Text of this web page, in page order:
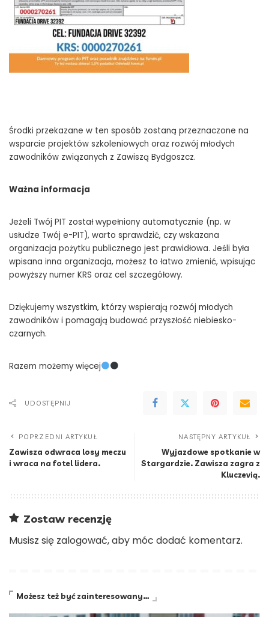
Środki przekazane w ten sposób zostaną przeznaczone na
wsparcie projektów szkoleniowych oraz rozwój młodych
zawodników związanych z Zawiszą Bydgoszcz.
Ważna informacja
Jeżeli Twój PIT został wypełniony automatycznie (np. w
usłudze Twój e-PIT), warto sprawdzić, czy wskazana
organizacja pożytku publicznego jest prawidłowa. Jeśli była
wpisana inna organizacja, możesz to łatwo zmienić, wpisując
powyższy numer KRS oraz cel szczegółowy.
Dziękujemy wszystkim, którzy wspierają rozwój młodych
zawodników i pomagają budować przyszłość niebiesko-
czarnych.
Razem możemy więcej
UDOSTĘPNIJ
POPRZEDNI ARTYKUŁ
Zawisza odwraca losy meczu
i wraca na fotel lidera.
NASTĘPNY ARTYKUŁ
Wyjazdowe spotkanie w
Stargardzie. Zawisza zagra z
Kluczevią.
Zostaw recenzję
Musisz się zalogować, aby móc dodać komentarz.
Możesz też być zainteresowany…